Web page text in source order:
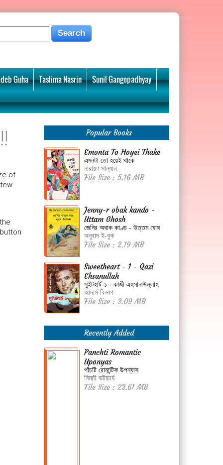
Guha Taslima Nasrin Sunil Gangopadhyay
of
Popular Books
Emonta To Hoyei Thake
এমনটা তো হয়েই থাকে
নারায়ণ সান্যাল
File Size : 5.16 MB
Jenny-r obak kando -
Uttam Ghosh
জেনির অবাক কাণ্ড - উত্তম ঘোষ
অনুবাদ ই-বুক
File Size : 2.19 MB
Sweetheart - 1 - Qazi
Ehsanullah
সুইটহার্ট-১ - কাজী এহসানাউল্লাহ
আদার্স বিভাগ
File Size : 3.09 MB
Recently Added
Panchti Romantic
Uponyas
পাঁচটি রোমান্টিক উপন্যাস
নিমাই ভট্টাচার্য
File Size : 23.61 MB